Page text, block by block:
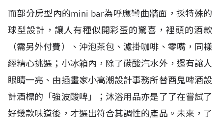
而部分房型內的mini bar為呼應彎曲牆面，採特殊的
球型設計，讓人有種似開彩蛋的驚喜，裡頭的酒款
（需另外付費）、沖泡茶包、濾掛咖啡、零嘴，同樣
經精心挑選；小冰箱內，除了碳酸汽水外，還有讓人
眼睛一亮、由插畫家小高潮設計事務所替酉鬼啤酒設
計酒標的「強波酸啤」；沐浴用品亦是了了在嘗試了
好幾款味道後，才選出符合其調性的產品。未來，了